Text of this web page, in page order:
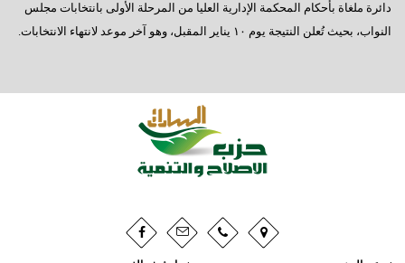
دائرة ملغاة بأحكام المحكمة الإدارية العليا من المرحلة الأولى بانتخابات مجلس
النواب، بحيث تُعلن النتيجة يوم ١٠ يناير المقبل، وهو آخر موعد لانتهاء الانتخابات.